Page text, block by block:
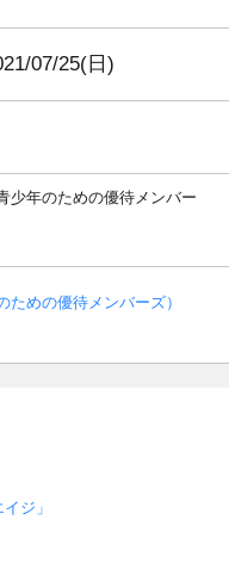
07/25(日)
少年のための優待メンバー
ための優待メンバーズ）
ジ」